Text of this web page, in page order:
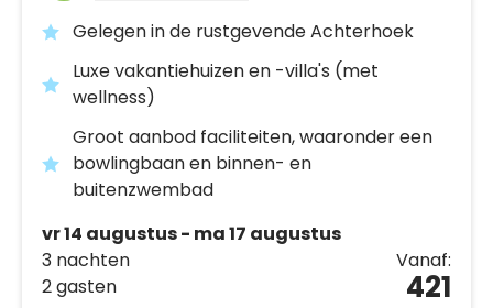
Gelegen in de rustgevende Achterhoek
Luxe vakantiehuizen en -villa's (met
wellness)
Groot aanbod faciliteiten, waaronder een
bowlingbaan en binnen- en
buitenzwembad
vr 14 augustus - ma 17 augustus
3 nachten
2 gasten
Vanaf:
421